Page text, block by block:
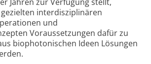
interdisziplinären
und
Voraussetzungen dafür zu
biophotonischen Ideen Lösungen